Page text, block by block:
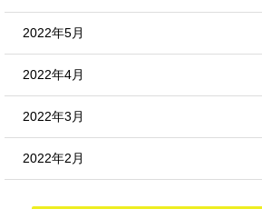
2022年5月
2022年4月
2022年3月
2022年2月